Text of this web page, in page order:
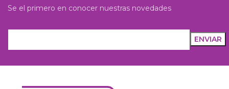
Se el primero en conocer nuestras novedades